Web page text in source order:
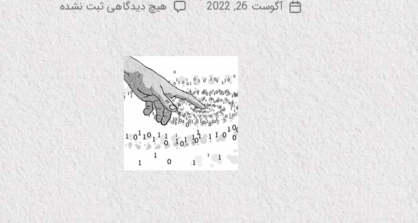
نوشته
ع
تاریخ
نوشته
آگوست 26, 2022 هیچ دیدگاهیبرای
حمله
دیگر
بشر…
ثبت نشده